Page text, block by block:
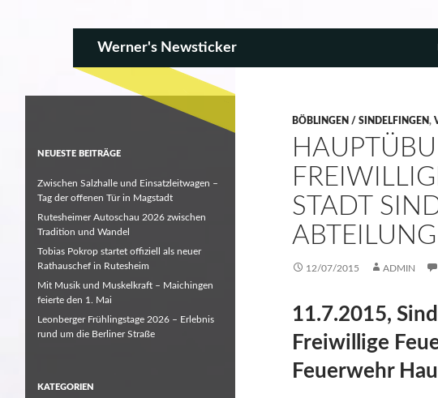
Werner's Newsticker
BÖBLINGEN / SINDELFINGEN,
STADT
12/07/2015 ADMIN
11.7.2015,
Freiwillige
Feuerwehr
NEUESTE BEITRÄGE
Zwischen Salzhalle und Einsatzleitwagen –
Tag der offenen Tür in Magstadt
Rutesheimer Autoschau 2026 zwischen
Tradition und Wandel
Tobias Pokrop startet offiziell als neuer
Rathauschef in Rutesheim
Mit Musik und Muskelkraft – Maichingen
feierte den 1. Mai
Leonberger Frühlingstage 2026 – Erlebnis
rund um die Berliner Straße
KATEGORIEN